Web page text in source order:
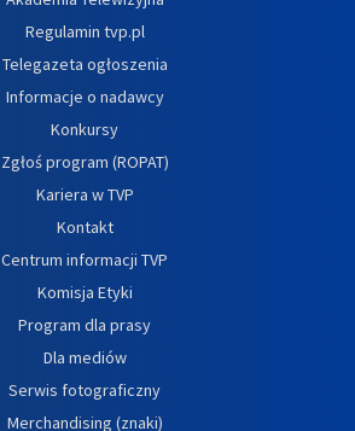
Regulamin tvp.pl
Telegazeta ogłoszenia
Informacje o nadawcy
Konkursy
Zgłoś program (ROPAT)
Kariera w TVP
Kontakt
Centrum informacji TVP
Komisja Etyki
Program dla prasy
Dla mediów
Serwis fotograficzny
Merchandising (znaki)